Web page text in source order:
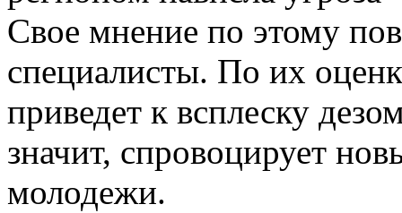
Свое мнение по этому
специалисты. По их
приведет к всплеску
значит, спровоцирует
молодежи.